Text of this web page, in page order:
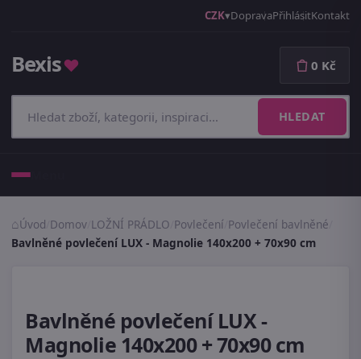
CZK DopravaPřihlásitKontakt
Bexis♥
HLEDAT
0 Kč
Úvod Domov LOŽNÍ PRÁDLO Povlečení Povlečení bavlněné
Bavlněné povlečení LUX - Magnolie 140x200 + 70x90 cm
Bavlněné povlečení LUX -
Magnolie 140x200 + 70x90 cm